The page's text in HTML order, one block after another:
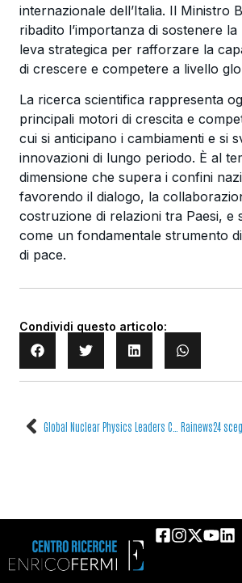
internazionale dell’Italia. Il Ministro
ribadito l’importanza di sostenere
leva strategica per rafforzare la
di crescere e competere a livello
La ricerca scientifica rappresenta
principali motori di crescita e
cui si anticipano i cambiamenti e si
innovazioni di lungo periodo. È al
dimensione che supera i confini
favorendo il dialogo, la
costruzione di relazioni tra Paesi, e
come un fondamentale strumento
di pace.
Condividi questo articolo: